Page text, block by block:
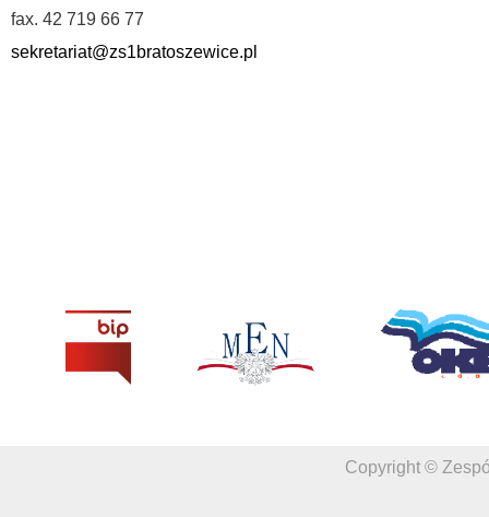
fax. 42 719 66 77
sekretariat@zs1bratoszewice.pl
Copyright ©